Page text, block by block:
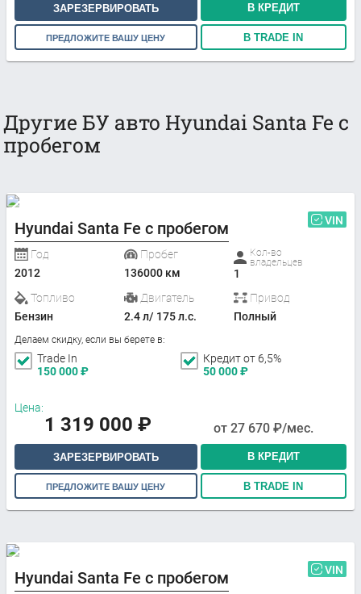
ЗАРЕЗЕРВИРОВАТЬ В КРЕДИТ
ПРЕДЛОЖИТЕ ВАШУ ЦЕНУ В TRADE IN
Другие БУ авто Hyundai Santa Fe с
пробегом
Hyundai Santa Fe с пробегом VIN
Год
2012
Пробег
136000 км
Кол-во
владельцев
1
Топливо
Бензин
Двигатель
2.4 л/ 175 л.с.
Привод
Полный
Делаем скидку, если вы берете в:
Trade In
150 000₽
Кредит от 6,5%
50 000₽
Цена:
1 319 000 ₽ от 27 670 ₽/мес.
ЗАРЕЗЕРВИРОВАТЬ В КРЕДИТ
ПРЕДЛОЖИТЕ ВАШУ ЦЕНУ В TRADE IN
Hyundai Santa Fe с пробегом VIN